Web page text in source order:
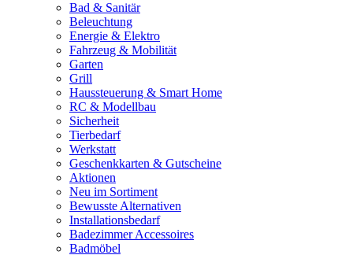
Bad & Sanitär
Beleuchtung
Energie & Elektro
Fahrzeug & Mobilität
Garten
Grill
Haussteuerung & Smart Home
RC & Modellbau
Sicherheit
Tierbedarf
Werkstatt
Geschenkkarten & Gutscheine
Aktionen
Neu im Sortiment
Bewusste Alternativen
Installationsbedarf
Badezimmer Accessoires
Badmöbel